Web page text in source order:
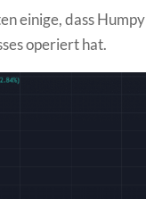
einige, dass
operiert hat.